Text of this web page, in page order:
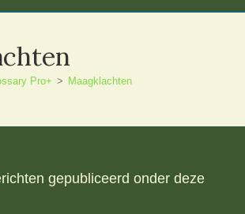
Pro+ > Maagklachten
gepubliceerd onder deze